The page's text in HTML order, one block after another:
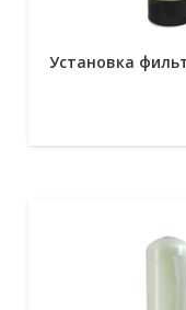
Установка